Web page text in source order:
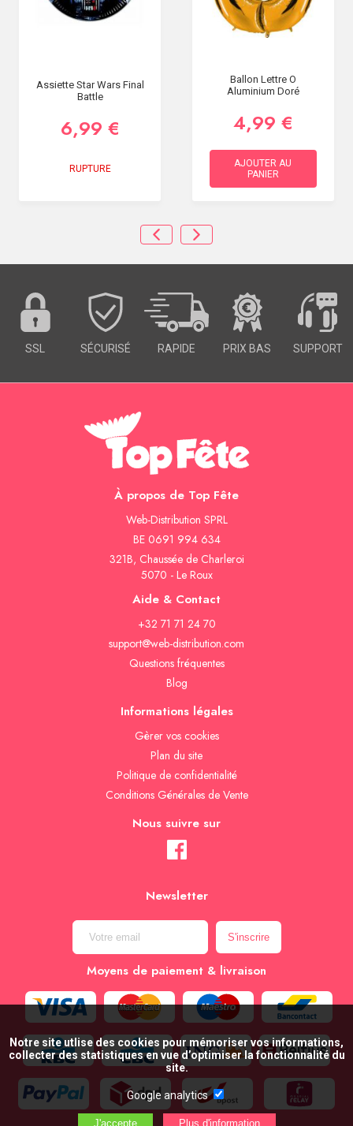
Assiette Star Wars Final
Battle
6,99 €
RUPTURE
Ballon Lettre O
Aluminium Doré
4,99 €
AJOUTER AU
PANIER
SSL SÉCURISÉ RAPIDE PRIX BAS SUPPORT
À propos de Top Fête
Web-Distribution SPRL
BE 0691 994 634
321B, Chaussée de Charleroi
5070 - Le Roux
Aide & Contact
+32 71 71 24 70
support@web-distribution.com
Questions fréquentes
Blog
Informations légales
Gèrer vos cookies
Plan du site
Politique de confidentialité
Conditions Générales de Vente
Nous suivre sur
Newsletter
Moyens de paiement & livraison
Notre site utlise des cookies pour mémoriser vos informations,
collecter des statistiques en vue d’optimiser la fonctionnalité du
site.
Google analytics